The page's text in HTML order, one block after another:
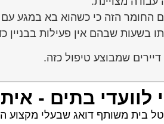
החומר הזה כי כשהוא בא במגע
בשעות שבהם אין פעילות בבניין
שמבוצע טיפול כזה.
לוועדי בתים -
בית משותף דואג שבעלי מקצוע